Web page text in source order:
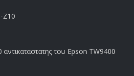
Z10
αντικαταστατης του Epson TW9400